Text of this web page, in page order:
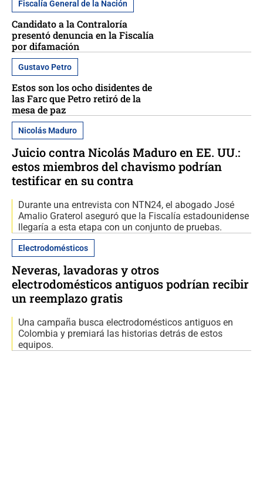
Fiscalía General de la Nación
Candidato a la Contraloría
presentó denuncia en la Fiscalía
por difamación
Gustavo Petro
Estos son los ocho disidentes de
las Farc que Petro retiró de la
mesa de paz
Nicolás Maduro
Juicio contra Nicolás Maduro en EE. UU.:
estos miembros del chavismo podrían
testificar en su contra
Durante una entrevista con NTN24, el abogado José
Amalio Graterol aseguró que la Fiscalía estadounidense
llegaría a esta etapa con un conjunto de pruebas.
Electrodomésticos
Neveras, lavadoras y otros
electrodomésticos antiguos podrían recibir
un reemplazo gratis
Una campaña busca electrodomésticos antiguos en
Colombia y premiará las historias detrás de estos
equipos.